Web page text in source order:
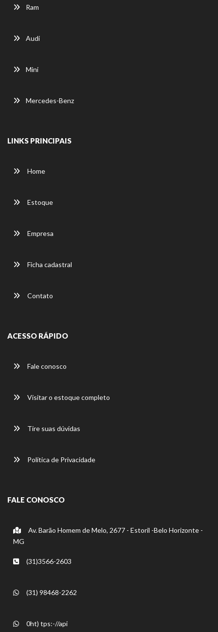
Ram
Audi
Mini
Mercedes-Benz
LINKS PRINCIPAIS
Home
Estoque
Empresa
Ficha cadastral
Contato
ACESSO RÁPIDO
Fale conosco
Visitar o estoque completo
Tire suas dúvidas
Política de Privacidade
FALE CONOSCO
Av. Barão Homem de Melo, 2677 - Estoril -Belo Horizonte -
MG
(31)3566-2603
(31) 98468-2262
0ht) tps:-//api